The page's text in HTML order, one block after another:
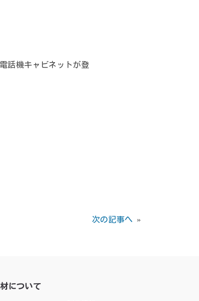
話機キャビネットが登
次の記事へ »
について